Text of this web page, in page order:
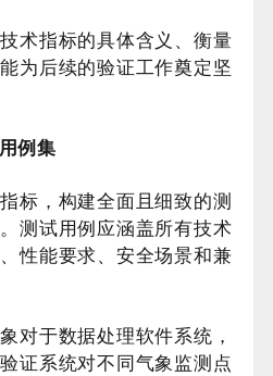
术指标的具体含义、衡量
为后续的验证工作奠定坚
例集
标，构建全面且细致的测
测试用例应涵盖所有技术
性能要求、安全场景和兼
对于数据处理软件系统，
证系统对不同气象监测点